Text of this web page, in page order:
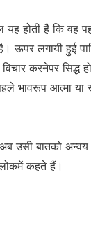
यह होती है कि वह
ऊपर लगायी हुई
करनेपर सिद्ध
भावरूप आत्मा या
उसी बातको
कहते हैं।